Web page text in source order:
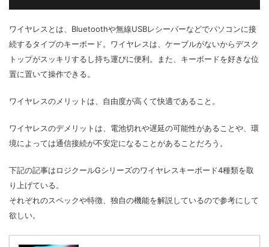
ワイヤレスとは、Bluetoothや無線USBレシーバーなどでパソコンに接
続するタイプのキーボード。ワイヤレスは、ケーブルがないからデスク
トップがスッキリするし持ち運びに便利。また、キーボードを好きな位
置に置いて操作できる。
ワイヤレスのメリットは、自由度が高くて快適であること。
ワイヤレスのデメリットは、電池切れや遅延の可能性があることや、環
境によっては通信接続が不安定になることがあることだろう。
下記の記事はロジクールGシリーズのワイヤレスキーボード4種類を取
り上げている。
それぞれのスペックや特徴、独自の機能を解説しているので参考にして
欲しい。